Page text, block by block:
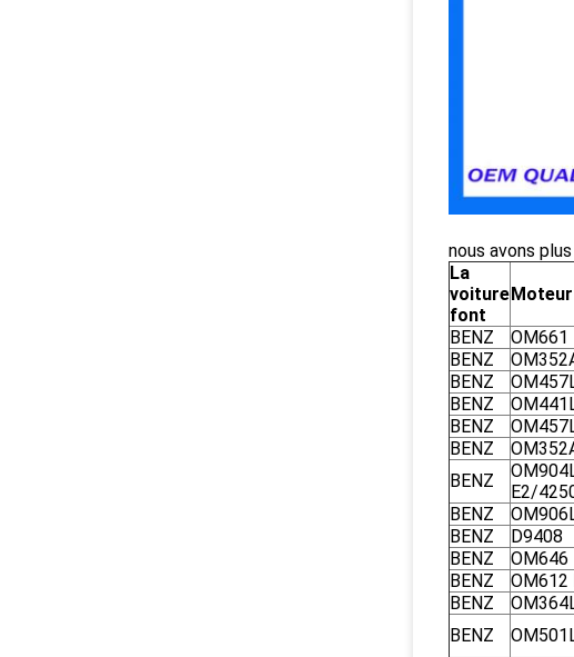
nous avons
La
voiture
font
Moteur
BENZ OM661
BENZ
BENZ
BENZ
BENZ
BENZ
BENZ
E2/
BENZ
BENZ
D9408
BENZ
OM646
BENZ
OM612
BENZ
BENZ